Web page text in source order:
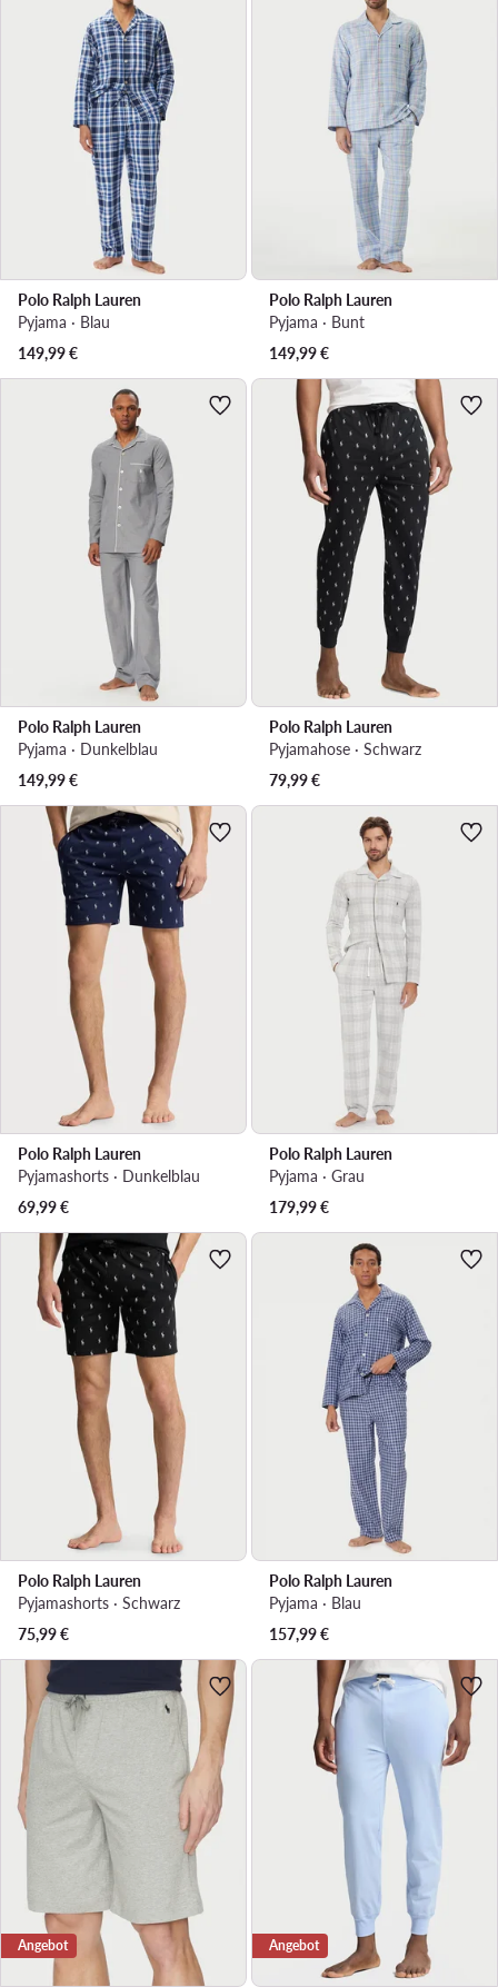
Polo Ralph Lauren
Pyjama · Blau
149,99€
Polo Ralph Lauren
Pyjama · Bunt
149,99€
Polo Ralph Lauren
Pyjama · Dunkelblau
149,99€
Polo Ralph Lauren
Pyjamahose · Schwarz
79,99€
Polo Ralph Lauren
Pyjamashorts · Dunkelblau
69,99€
Polo Ralph Lauren
Pyjama · Grau
179,99€
Polo Ralph Lauren
Pyjamashorts · Schwarz
75,99€
Polo Ralph Lauren
Pyjama · Blau
157,99€
Angebot Angebot